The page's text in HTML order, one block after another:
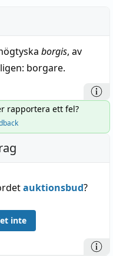
borgis, av
borgare.
rapportera ett fel?
auktionsbud?
inte